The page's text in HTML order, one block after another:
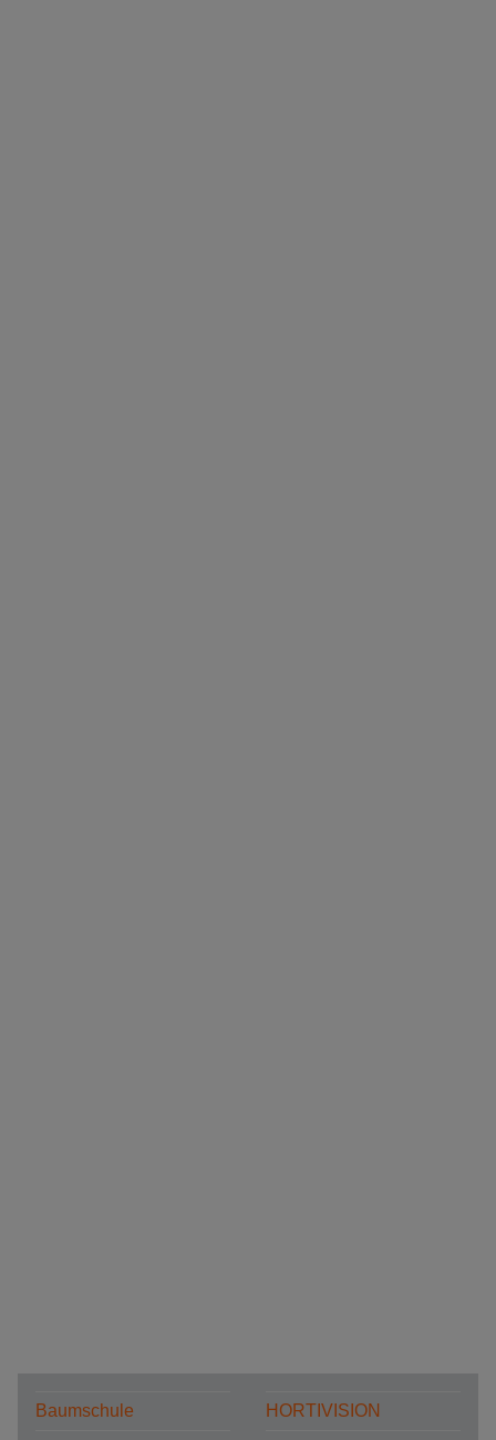
Baumschule HORTIVISION